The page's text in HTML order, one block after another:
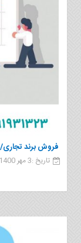
فروش برند تجاری/
تاریخ :3 مهر 1400, 10:58